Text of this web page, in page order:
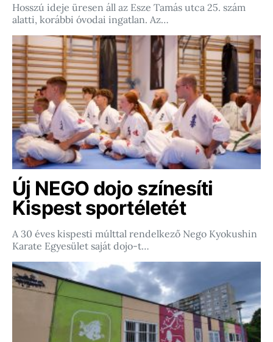
Hosszú ideje üresen áll az Esze Tamás utca 25. szám
alatti, korábbi óvodai ingatlan. Az…
Új NEGO dojo színesíti
Kispest sportéletét
A 30 éves kispesti múlttal rendelkező Nego Kyokushin
Karate Egyesület saját dojo-t…